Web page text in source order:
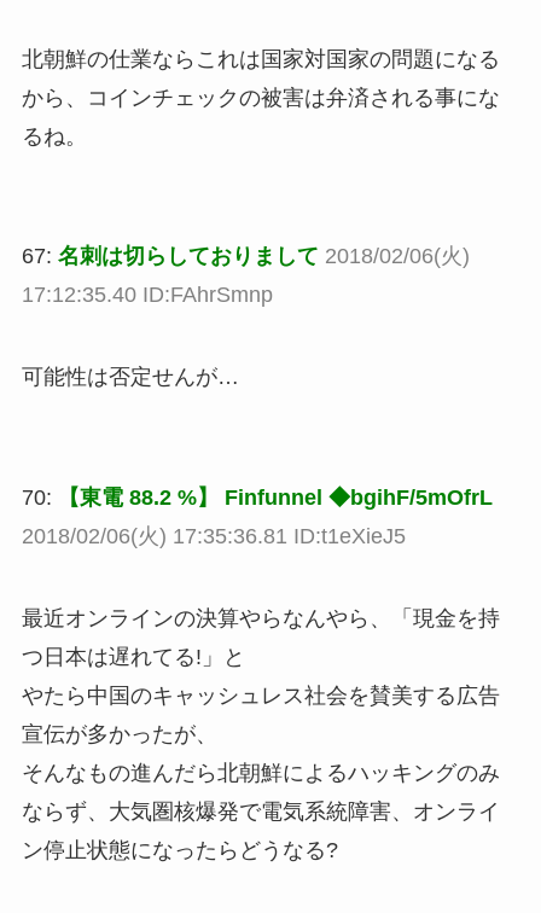
北朝鮮の仕業ならこれは国家対国家の問題になる
から、コインチェックの被害は弁済される事にな
るね。
67: 名刺は切らしておりまして 2018/02/06(火)
17:12:35.40 ID:FAhrSmnp
可能性は否定せんが…
70:
【東電 88.2 %】 Finfunnel ◆bgihF/5mOfrL
2018/02/06(火) 17:35:36.81 ID:t1eXieJ5
最近オンラインの決算やらなんやら、「現金を持
つ日本は遅れてる!」と
やたら中国のキャッシュレス社会を賛美する広告
宣伝が多かったが、
そんなもの進んだら北朝鮮によるハッキングのみ
ならず、大気圏核爆発で電気系統障害、オンライ
ン停止状態になったらどうなる?